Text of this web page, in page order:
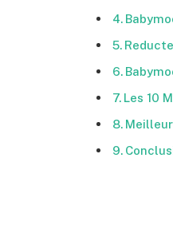
Les 10